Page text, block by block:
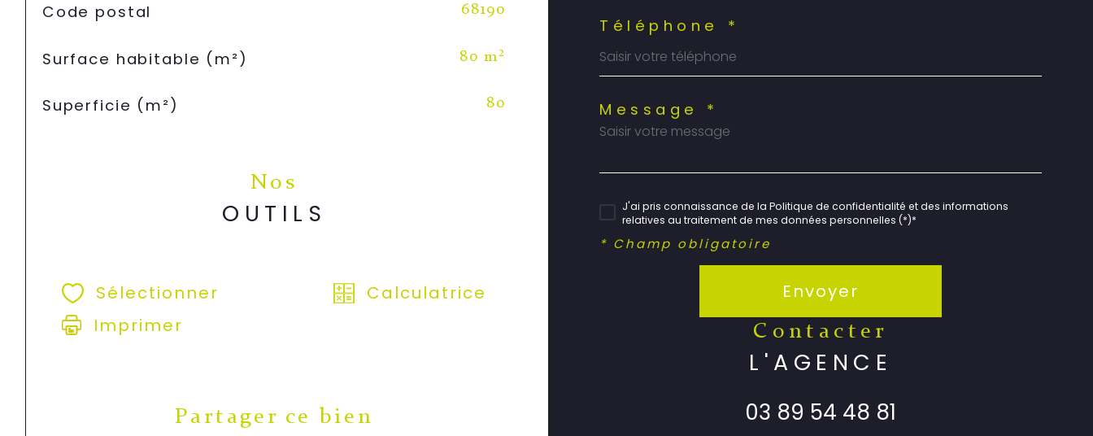
Code postal 68190
Surface habitable (m²) 80 m²
Superficie (m²) 80
Nos
OUTILS
Sélectionner
Calculatrice
Imprimer
Partager ce bien
Téléphone *
Message *
J'ai pris connaissance de la Politique de confidentialité et des informations
relatives au traitement de mes données personnelles (*)*
* Champ obligatoire
Envoyer
contacter
L'AGENCE
03 89 54 48 81